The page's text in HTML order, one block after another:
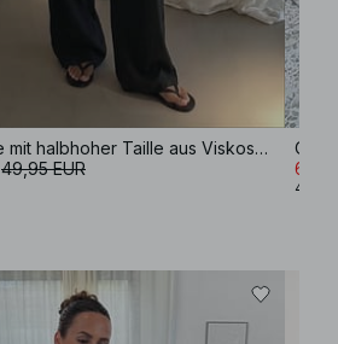
Weite Hose mit halbhoher Taille aus Viskose-Mix
49,95 EUR
4